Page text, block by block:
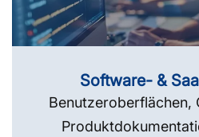
Software- &
Benutzeroberflächen,